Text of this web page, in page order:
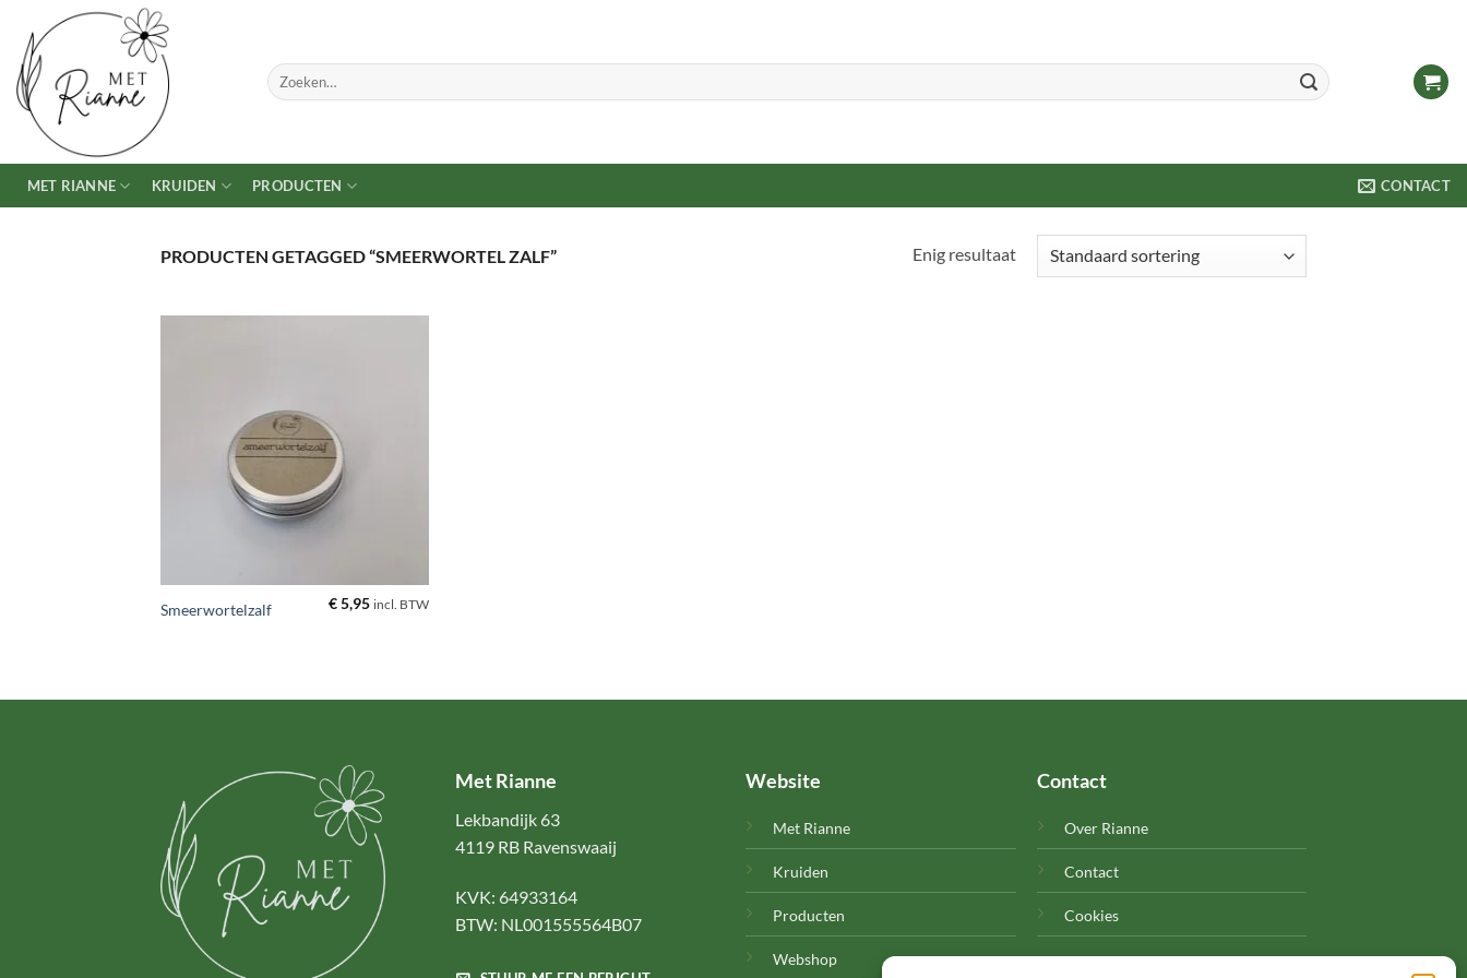
naar
inhoud
Zoeken
naar:
MET RIANNE KRUIDEN PRODUCTEN CONTACT
PRODUCTEN GETAGGED “SMEERWORTEL ZALF” Enig resultaat
VERLANGLIJST
Smeerwortelzalf €5,95 incl. BTW
Met Rianne
Lekbandijk 63
4119 RB Ravenswaaij
KVK: 64933164
BTW: NL001555564B07
Website
Met Rianne
Kruiden
Producten
Webshop
Contact
Over Rianne
Contact
Cookies